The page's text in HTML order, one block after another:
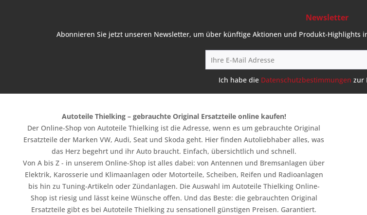
Newsletter
Abonnieren Sie jetzt unseren Newsletter, um über künftige Aktionen und Produkt-
Ich habe die Datenschutzbestimmungen zur
Autoteile Thielking – gebrauchte Original Ersatzteile online kaufen!
Der Online-Shop von Autoteile Thielking ist die Adresse, wenn es um gebrauchte Original
Ersatzteile der Marken VW, Audi, Seat und Skoda geht. Hier finden Autoliebhaber alles, was
das Herz begehrt und ihr Auto braucht. Einfach, übersichtlich und schnell.
Von A bis Z - in unserem Online-Shop ist alles dabei: von Antennen und Bremsanlagen über
Elektrik, Karosserie und Klimaanlagen oder Motorteile, Scheiben, Reifen und Radioanlagen
bis hin zu Tuning-Artikeln oder Zündanlagen. Die Auswahl im Autoteile Thielking Online-
Shop ist riesig und lässt keine Wünsche offen. Und das Beste: die gebrauchten Original
Ersatzteile gibt es bei Autoteile Thielking zu sensationell günstigen Preisen. Garantiert.